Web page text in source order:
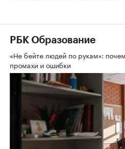
РБК Образование
«Не бейте людей по рукам»:
промахи и ошибки